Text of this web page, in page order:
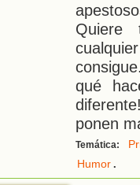
Quiere
qué
ponen
Temática:
Humor.